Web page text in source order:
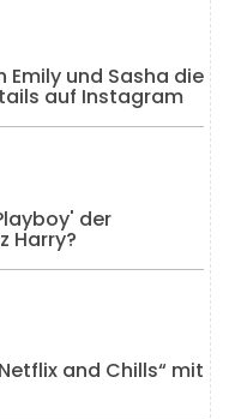
und Sasha die
auf Instagram
der
Harry?
and Chills“ mit